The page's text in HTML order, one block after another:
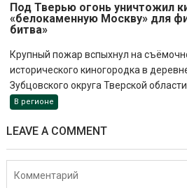
Под Тверью огонь уничтожил
«белокаменную Москву» для
битва»
Крупный пожар вспыхнул на
исторического киногородка в
Зубцовского округа Тверской
В регионе
LEAVE A COMMENT